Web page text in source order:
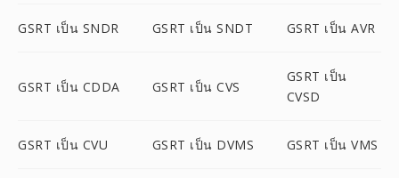
GSRT เป็น SNDR GSRT เป็น SNDT GSRT เป็น AVR
GSRT เป็น CDDA GSRT เป็น CVS
GSRT เป็น
CVSD
GSRT เป็น CVU GSRT เป็น DVMS GSRT เป็น VMS